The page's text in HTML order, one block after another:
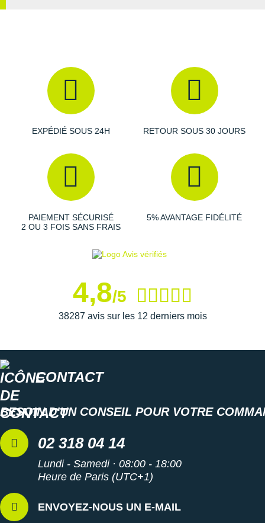
EXPÉDIÉ SOUS 24H RETOUR SOUS 30 JOURS
PAIEMENT SÉCURISÉ
2 OU 3 FOIS SANS FRAIS
5% AVANTAGE FIDÉLITÉ
4,8/5
38287 avis sur les 12 derniers mois
CONTACT
BESOIN D'UN CONSEIL POUR VOTRE
02 318 04 14
Lundi - Samedi · 08:00 - 18:00
Heure de Paris (UTC+1)
ENVOYEZ-NOUS UN E-MAIL